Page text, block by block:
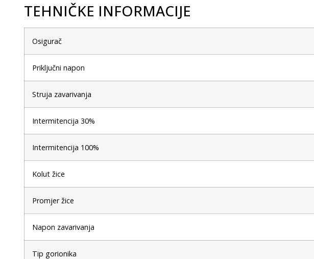
TEHNIČKE INFORMACIJE
Osigurač
Priključni napon
Struja zavarivanja
Intermitencija 30%
Intermitencija 100%
Kolut žice
Promjer žice
Napon zavarivanja
Tip gorionika